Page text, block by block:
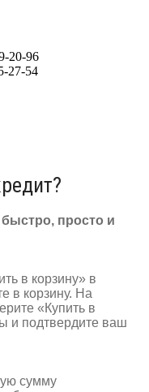
20-96
27-54
быстро, просто и
в корзину» в
в корзину. На
«Купить в
и подтвердите ваш
сумму